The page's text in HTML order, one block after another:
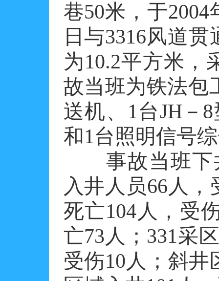
巷50米，于2004
日与3316风道
为10.2平方米，
故当班为铁法包
送机、1台JH－
和1台照明信号
事故当班下井
入井人员66人，
死亡104人，受
亡73人；331采
受伤10人；斜